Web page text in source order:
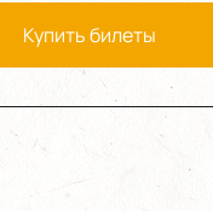
Купить билеты